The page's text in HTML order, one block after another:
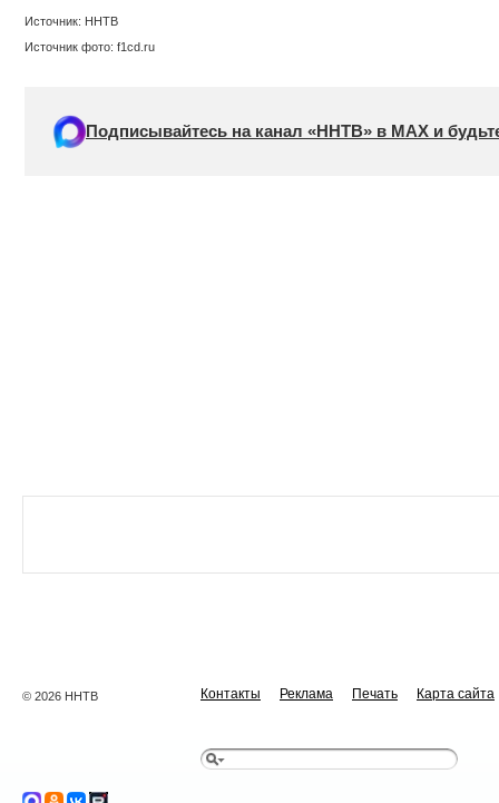
Источник: ННТВ
Источник фото: f1cd.ru
Подписывайтесь на канал «ННТВ» в МАХ и
© 2026 ННТВ Контакты Реклама Печать Карта сайта